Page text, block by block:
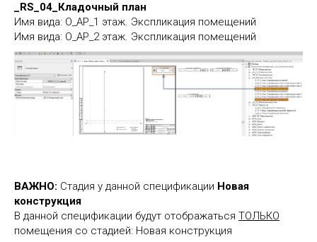
_RS_04_Кладочный план
Имя вида: О_АР_1 этаж. Экспликация помещений
Имя вида: О_АР_2 этаж. Экспликация помещений
ВАЖНО: Стадия у данной спецификации Новая
конструкция
В данной спецификации будут отображаться ТОЛЬКО
помещения со стадией: Новая конструкция